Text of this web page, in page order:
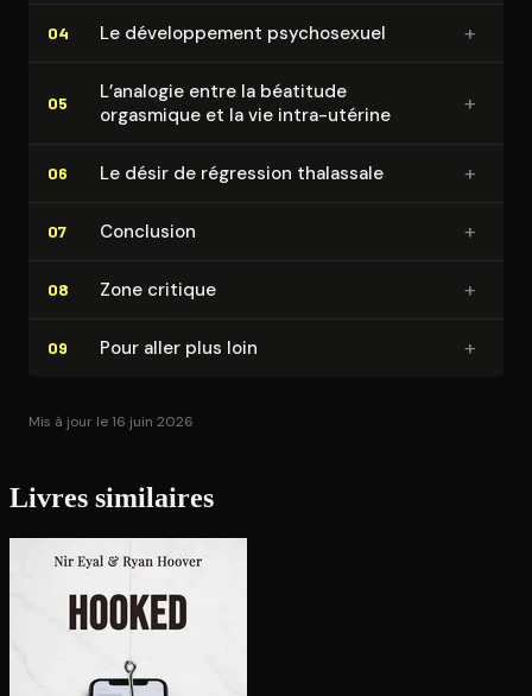
04 Le dé­ve­lop­pe­ment psy­cho­sexuel +
05
L’analogie entre la béatitude
orgasmique et la vie intra-utérine
+
06 Le désir de régression thalassale +
07 Conclusion +
08 Zone critique +
09 Pour aller plus loin +
Mis à jour le 16 juin 2026
Livres similaires